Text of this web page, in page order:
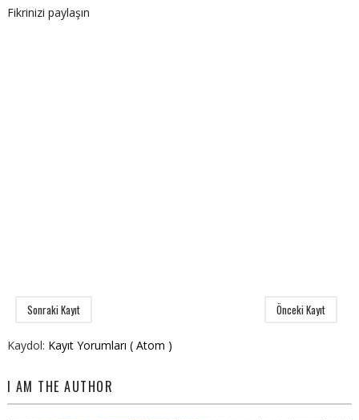
Fikrinizi paylaşın
Sonraki Kayıt Önceki Kayıt
Kaydol: Kayıt Yorumları ( Atom )
I AM THE AUTHOR